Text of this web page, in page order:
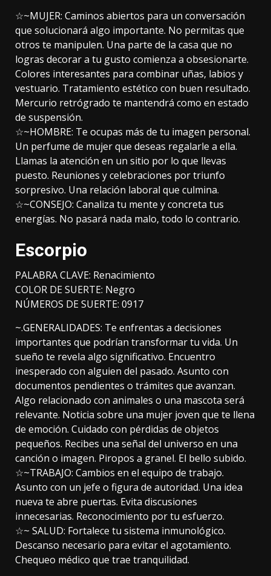
☆~MUJER: Caminos abiertos para un conversación
que solucionará algo importante. No permitas que
otros te manipulen. Una parte de la casa que no
logras decorar a tu gusto comienza a obsesionarte.
Colores interesantes para combinar uñas, labios y
vestuario. Tratamiento estético con buen resultado.
Mercurio retrógrado te mantendrá como en estado
de suspensión.
☆~HOMBRE: Te ocupas más de tu imagen personal.
Un perfume de mujer que deseas regalarle a ella.
Llamas la atención en un sitio por lo que llevas
puesto. Reuniones y celebraciones por triunfo
sorpresivo. Una relación laboral que culmina.
☆~CONSEJO: Canaliza tu mente y concreta tus
energías. No pasará nada malo, todo lo contrario.
Escorpio
PALABRA CLAVE: Renacimiento
COLOR DE SUERTE: Negro
NÚMEROS DE SUERTE: 0917
~.GENERALIDADES: Te enfrentas a decisiones
importantes que podrían transformar tu vida. Un
sueño te revela algo significativo. Encuentro
inesperado con alguien del pasado. Asunto con
documentos pendientes o trámites que avanzan.
Algo relacionado con animales o una mascota será
relevante. Noticia sobre una mujer joven que te llena
de emoción. Cuidado con pérdidas de objetos
pequeños. Recibes una señal del universo en una
canción o imagen. Piropos a granel. El bello subido.
☆~TRABAJO: Cambios en el equipo de trabajo.
Asunto con un jefe o figura de autoridad. Una idea
nueva te abre puertas. Evita discusiones
innecesarias. Reconocimiento por tu esfuerzo.
☆~ SALUD: Fortalece tu sistema inmunológico.
Descanso necesario para evitar el agotamiento.
Chequeo médico que trae tranquilidad.